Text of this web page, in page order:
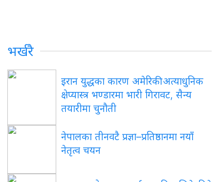
भर्खरै
इरान युद्धका कारण अमेरिकी अत्याधुनिक
क्षेप्यास्त्र भण्डारमा भारी गिरावट, सैन्य
तयारीमा चुनौती
नेपालका तीनवटै प्रज्ञा–प्रतिष्ठानमा नयाँ
नेतृत्व चयन